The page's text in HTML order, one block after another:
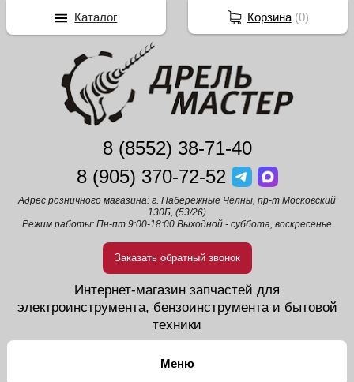
8 (8552) 38-71-40
8 (905) 370-72-52
Адрес розничного магазина: г. Набережные Челны, пр-т Московский
130Б, (53/26)
Режим работы: Пн-пт 9:00-18:00 Выходной - суббота, воскресенье
Заказать обратный звонок
Интернет-магазин запчастей для
электроинструмента, бензоинструмента и бытовой
техники
Корзина(0)
Каталог